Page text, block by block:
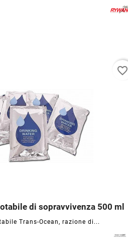
di sopravvivenza 500 ml
Trans-Ocean, razione di...
  
favorite_border